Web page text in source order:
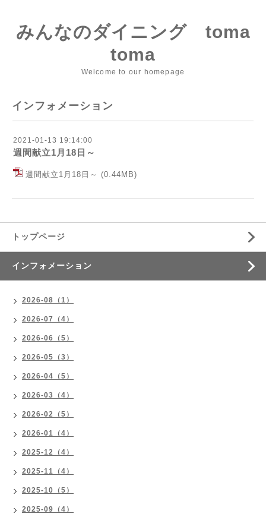
みんなのダイニング toma
toma
Welcome to our homepage
インフォメーション
2021-01-13 19:14:00
週間献立1月18日～
週間献立1月18日～ (0.44MB)
トップページ
インフォメーション
2026-08（1）
2026-07（4）
2026-06（5）
2026-05（3）
2026-04（5）
2026-03（4）
2026-02（5）
2026-01（4）
2025-12（4）
2025-11（4）
2025-10（5）
2025-09（4）